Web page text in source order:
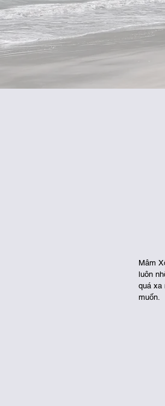
Mâm
luôn
quá xa
muốn.